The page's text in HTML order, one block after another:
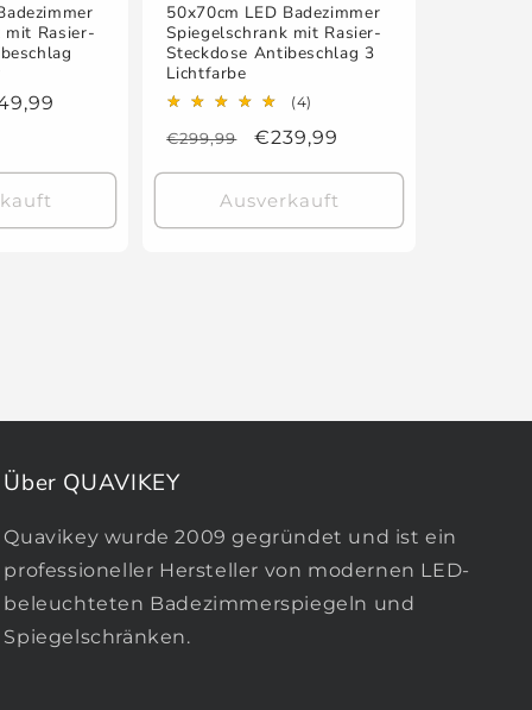
mit Rasier-
50x70cm LED Badezimmer
Spiegelschrank mit Rasier-
Steckdose Antibeschlag 3
Lichtfarbe
(4)
insgesamt
Normaler
€299,99 Verkaufspreis
€239,99
Ausverkauft
Über QUAVIKEY
Quavikey wurde 2009 gegründet und ist ein
professioneller Hersteller von modernen LED-
beleuchteten Badezimmerspiegeln und
Spiegelschränken.